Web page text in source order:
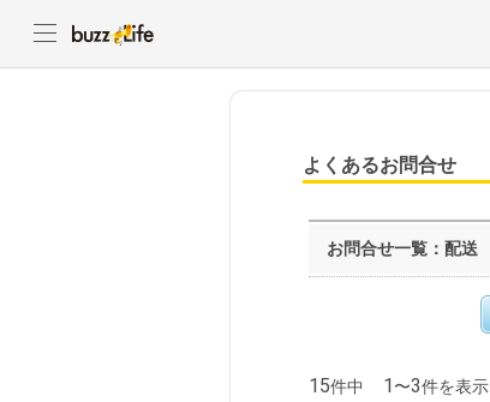
よくあるお問合せ
お問合せ一覧：配送
15件中 1〜3件を表示